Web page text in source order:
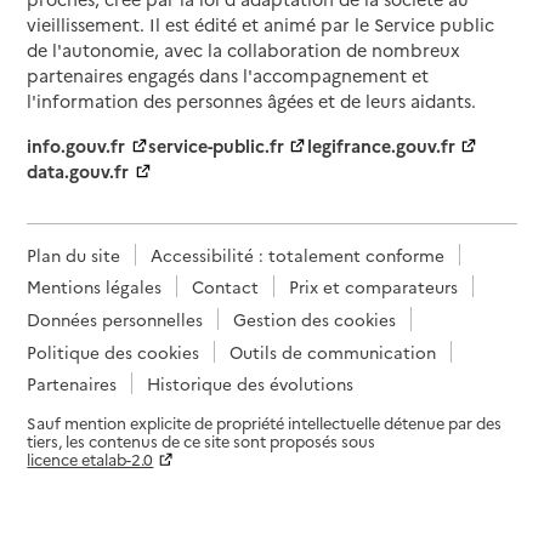
vieillissement. Il est édité et animé par le Service public
de l'autonomie, avec la collaboration de nombreux
partenaires engagés dans l'accompagnement et
l'information des personnes âgées et de leurs aidants.
info.gouv.fr
service-public.fr
legifrance.gouv.fr
data.gouv.fr
Plan du site
Accessibilité : totalement conforme
Mentions légales
Contact
Prix et comparateurs
Données personnelles
Gestion des cookies
Politique des cookies
Outils de communication
Partenaires
Historique des évolutions
Sauf mention explicite de propriété intellectuelle détenue par des
tiers, les contenus de ce site sont proposés sous
licence etalab-2.0